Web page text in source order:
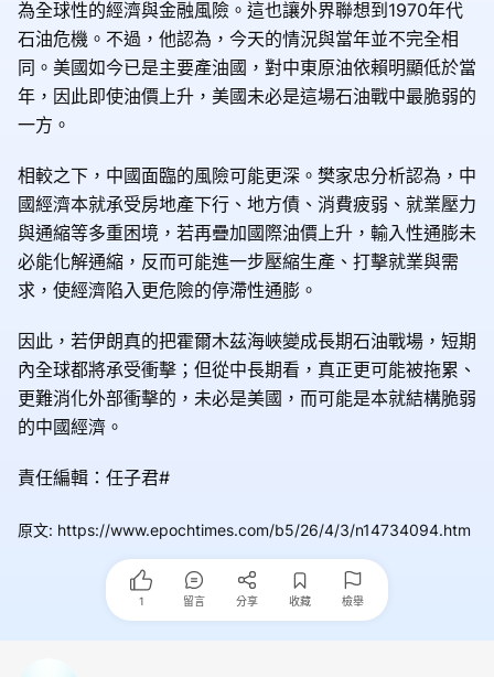
為全球性的經濟與金融風險。這也讓外界聯想到1970年代
石油危機。不過，他認為，今天的情況與當年並不完全相
同。美國如今已是主要產油國，對中東原油依賴明顯低於當
年，因此即使油價上升，美國未必是這場石油戰中最脆弱的
一方。
相較之下，中國面臨的風險可能更深。樊家忠分析認為，中
國經濟本就承受房地產下行、地方債、消費疲弱、就業壓力
與通縮等多重困境，若再疊加國際油價上升，輸入性通膨未
必能化解通縮，反而可能進一步壓縮生產、打擊就業與需
求，使經濟陷入更危險的停滯性通膨。
因此，若伊朗真的把霍爾木茲海峽變成長期石油戰場，短期
內全球都將承受衝擊；但從中長期看，真正更可能被拖累、
更難消化外部衝擊的，未必是美國，而可能是本就結構脆弱
的中國經濟。
責任編輯：任子君#
原文: https://www.epochtimes.com/b5/26/4/3/n14734094.htm
1 留言 分享 收藏 檢舉